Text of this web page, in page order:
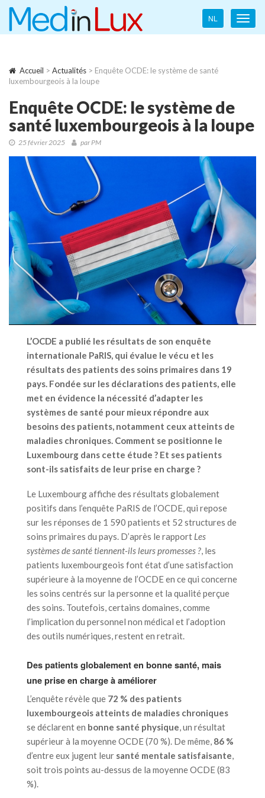
Language
navigation
NL
Accueil > Actualités > Enquête OCDE: le système de santé
luxembourgeois à la loupe
Enquête OCDE: le système de
santé luxembourgeois à la loupe
25 février 2025 par PM
L’OCDE a publié les résultats de son enquête
internationale PaRIS, qui évalue le vécu et les
résultats des patients des soins primaires dans 19
pays. Fondée sur les déclarations des patients, elle
met en évidence la nécessité d’adapter les
systèmes de santé pour mieux répondre aux
besoins des patients, notamment ceux atteints de
maladies chroniques. Comment se positionne le
Luxembourg dans cette étude ? Et ses patients
sont-ils satisfaits de leur prise en charge ?
Le Luxembourg affiche des résultats globalement
positifs dans l’enquête PaRIS de l’OCDE, qui repose
sur les réponses de 1 590 patients et 52 structures de
soins primaires du pays. D’après le rapport Les
systèmes de santé tiennent-ils leurs promesses ?, les
patients luxembourgeois font état d’une satisfaction
supérieure à la moyenne de l’OCDE en ce qui concerne
les soins centrés sur la personne et la qualité perçue
des soins. Toutefois, certains domaines, comme
l’implication du personnel non médical et l’adoption
des outils numériques, restent en retrait.
Des patients globalement en bonne santé, mais
une prise en charge à améliorer
L’enquête révèle que 72 % des patients
luxembourgeois atteints de maladies chroniques
se déclarent en bonne santé physique, un résultat
supérieur à la moyenne OCDE (70 %). De même, 86 %
d’entre eux jugent leur santé mentale satisfaisante,
soit trois points au-dessus de la moyenne OCDE (83
%).